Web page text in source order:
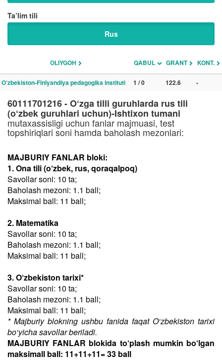
Ta’lim tili
Rus
OLIYGOH QABUL GRANT KONT.
O‘zbekiston-Finlyandiya pedagogika instituti 1 / 0 122.6 -
60111701216 - O‘zga tilli guruhlarda rus tili
(o‘zbek guruhlari uchun)-Ishtixon tumani
mutaxassisligi uchun fanlar majmuasi, test
topshiriqlari soni hamda baholash mezonlari:
MAJBURIY FANLAR bloki:
1. Ona tili (o‘zbek, rus, qoraqalpoq)
Savollar soni: 10 ta;
Baholash mezoni: 1.1 ball;
Maksimal ball: 11 ball;
2. Matematika
Savollar soni: 10 ta;
Baholash mezoni: 1.1 ball;
Maksimal ball: 11 ball;
3. O‘zbekiston tarixi*
Savollar soni: 10 ta;
Baholash mezoni: 1.1 ball;
Maksimal ball: 11 ball;
* Majburiy blokning ushbu fanida faqat O‘zbekiston tarixi
bo‘yicha savollar beriladi.
MAJBURIY FANLAR blokida to‘plash mumkin bo‘lgan
maksimall ball: 11+11+11= 33 ball